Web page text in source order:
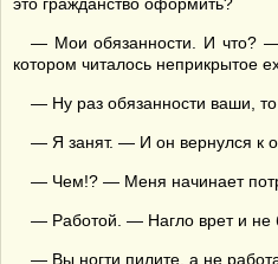
— Мои обязанности. И что?
котором читалось неприкрытое
— Ну раз обязанности ваши,
— Я занят. — И он вернулся к
— Чем!? — Меня начинает
— Работой. — Нагло врет и не
— Вы ногти пилите, а не